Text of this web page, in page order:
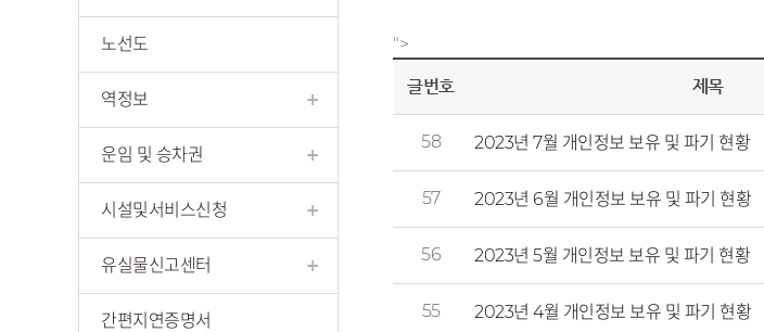
노선도
역정보
운임 및 승차권
시설및서비스신청
유실물신고센터
간편지연증명서
">
글번호 제목
58 2023년 7월 개인정보 보유 및 파기 현황
57 2023년 6월 개인정보 보유 및 파기 현황
56 2023년 5월 개인정보 보유 및 파기 현황
55 2023년 4월 개인정보 보유 및 파기 현황